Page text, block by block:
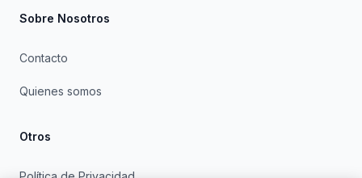
Sobre Nosotros
Contacto
Quienes somos
Otros